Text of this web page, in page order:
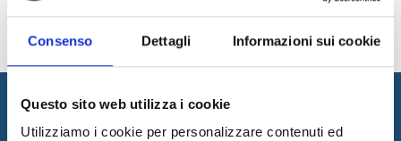
Consenso Dettagli Informazioni sui cookie
Questo sito web utilizza i cookie
Utilizziamo i cookie per personalizzare contenuti ed